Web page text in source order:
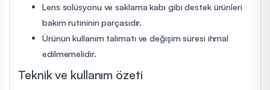
Lens solüsyonu ve saklama kabı gibi destek ürünleri
bakım rutininin parçasıdır.
Ürünün kullanım talimatı ve değişim süresi ihmal
edilmemelidir.
Teknik ve kullanım özeti